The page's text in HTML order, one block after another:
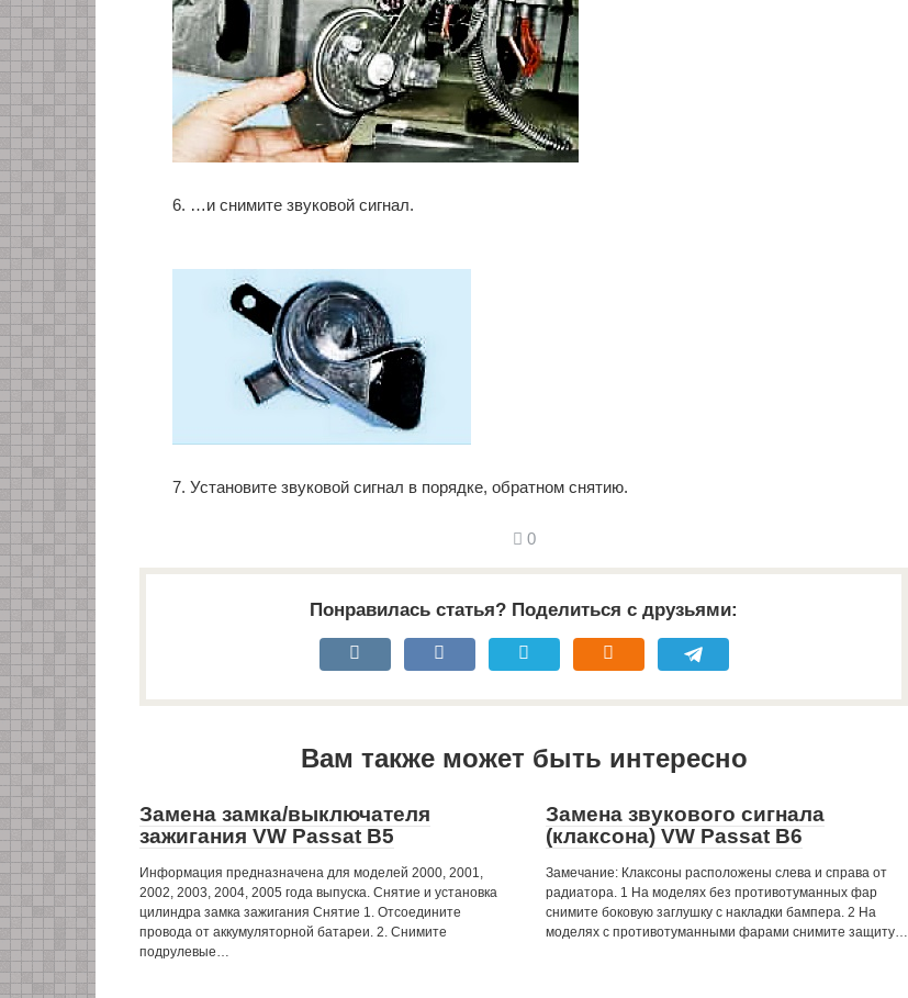
6. …и снимите звуковой сигнал.
7. Установите звуковой сигнал в порядке, обратном снятию.
0
Понравилась статья? Поделиться с друзьями:
Вам также может быть интересно
Замена замка/выключателя
зажигания VW Passat B5
Информация предназначена для моделей 2000, 2001,
2002, 2003, 2004, 2005 года выпуска. Снятие и установка
цилиндра замка зажигания Снятие 1. Отсоедините
провода от аккумуляторной батареи. 2. Снимите
подрулевые…
Замена звукового сигнала
(клаксона) VW Passat B6
Замечание: Клаксоны расположены слева и справа от
радиатора. 1 На моделях без противотуманных фар
снимите боковую заглушку с накладки бампера. 2 На
моделях с противотуманными фарами снимите защиту…